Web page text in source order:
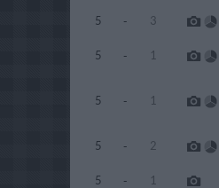
5 - 3
5 - 1
5 - 1
5 - 2
5 - 1